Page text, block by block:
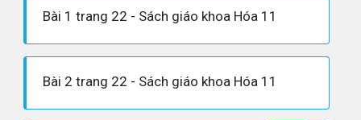
Bài 1 trang 22 - Sách giáo khoa Hóa 11
Bài 2 trang 22 - Sách giáo khoa Hóa 11